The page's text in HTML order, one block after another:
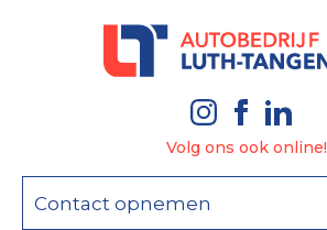
Volg ons ook online!
Contact opnemen